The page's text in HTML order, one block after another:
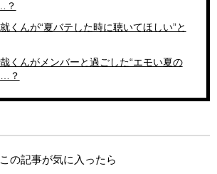
？
くんが“夏バテした時に聴いてほしい”と
くんがメンバーと過ごした“エモい夏の
…？
この記事が気に入ったら